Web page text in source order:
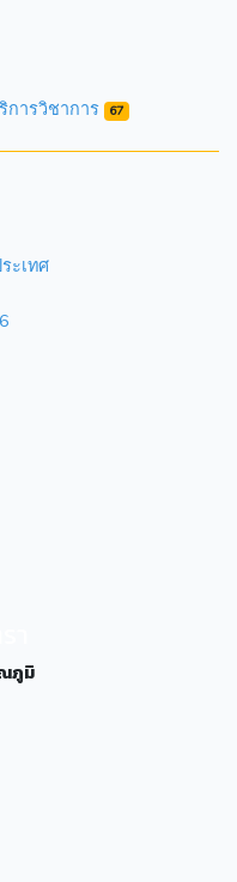
การวิชาการ 67
ะเทศ
ภูมิ